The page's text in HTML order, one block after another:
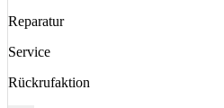
Reparatur
Service
Rückrufaktion